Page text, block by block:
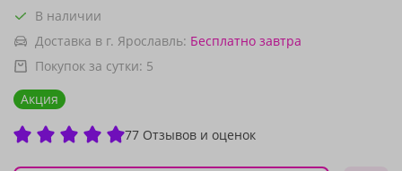
В наличии
Доставка в г. Ярославль: Бесплатно завтра
Покупок за сутки: 5
Акция
77 Отзывов и оценок